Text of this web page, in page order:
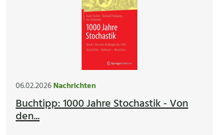
06.02.2026Nachrichten
Buchtipp: 1000 Jahre Stochastik - Von
den...